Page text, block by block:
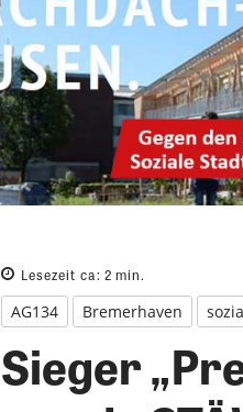
Lesezeit ca: 2 min.
AG134 Bremerhaven
Sieger